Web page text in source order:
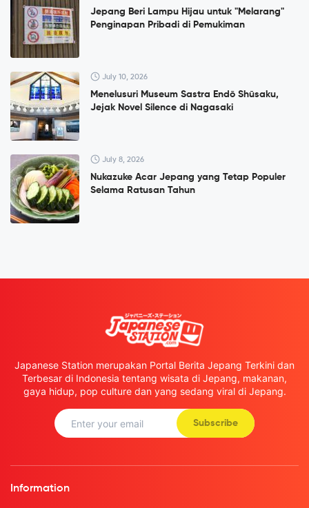
Jepang Beri Lampu Hijau untuk "Melarang"
Penginapan Pribadi di Pemukiman
July 10, 2026
Menelusuri Museum Sastra Endō Shūsaku,
Jejak Novel Silence di Nagasaki
July 8, 2026
Nukazuke Acar Jepang yang Tetap Populer
Selama Ratusan Tahun
Japanese Station merupakan Portal Berita Jepang Terkini dan
Terbesar di Indonesia tentang wisata di Jepang, makanan,
gaya hidup, pop culture dan yang sedang viral di Jepang.
Subscribe
Information